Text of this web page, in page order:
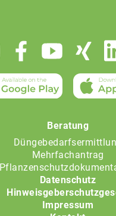
Beratung
Mehrfachantrag
Datenschutz
Impressum